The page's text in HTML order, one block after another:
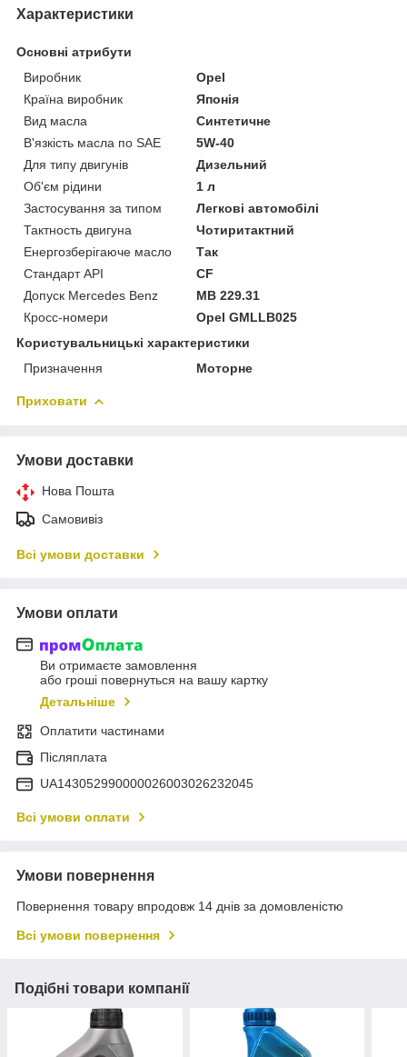
Характеристики
Основні атрибути
Виробник
Opel
Країна виробник
Японія
Вид масла
Синтетичне
В'язкість масла по SAE
5W-40
Для типу двигунів
Дизельний
Об'єм рідини
1 л
Застосування за типом
Легкові автомобілі
Тактность двигуна
Чотиритактний
Енергозберігаюче масло
Так
Стандарт API
CF
Допуск Mercedes Benz
MB 229.31
Кросс-номери
Opel GMLLB025
Користувальницькі характеристики
Призначення
Моторне
Приховати
Умови доставки
Нова Пошта
Самовивіз
Всі умови доставки
Умови оплати
Ви отримаєте замовлення
або гроші повернуться на вашу картку
Детальніше
Оплатити частинами
Післяплата
UA143052990000026003026232045
Всі умови оплати
Умови повернення
Повернення товару впродовж 14 днів за домовленістю
Всі умови повернення
Подібні товари компанії